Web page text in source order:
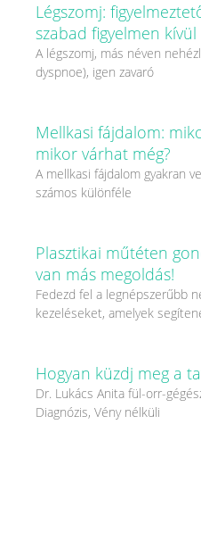
Légszomj:
szabad figyelmen kívül
A légszomj, más néven
dyspnoe), igen zavaró
Mellkasi fájdalom:
mikor várhat még?
A mellkasi fájdalom gyakran
számos különféle
Plasztikai műtéten
van más megoldás!
Fedezd fel a legnépszerűbb
kezeléseket, amelyek
Hogyan küzdj meg a
Dr. Lukács Anita fül-orr-
Diagnózis, Vény nélküli